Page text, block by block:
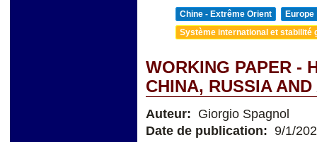
Chine - Extrême Orient
Europe
Système international et stabilité
WORKING PAPER -
CHINA, RUSSIA
Auteur: Giorgio Spagnol
Date de publication: 9/1/